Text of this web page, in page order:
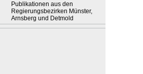
Publikationen aus den
Regierungsbezirken Münster,
Arnsberg und Detmold